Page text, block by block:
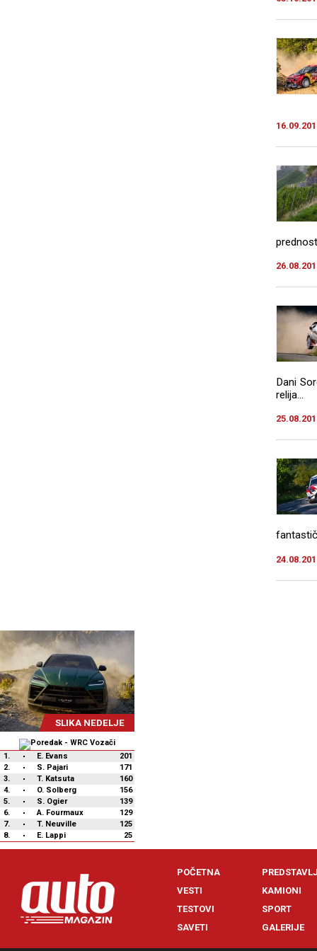
Dani
relija...
SLIKA NEDELJE
1. E. Evans
201
2.
S. Pajari
171
3.
T. Katsuta
160
4.
O. Solberg
156
5.
S. Ogier
139
6.
A. Fourmaux
129
7.
T. Neuville
125
8.
E. Lappi 25
POČETNA
VESTI
TESTOVI
SAVETI
KAMIONI
SPORT
GALERIJE